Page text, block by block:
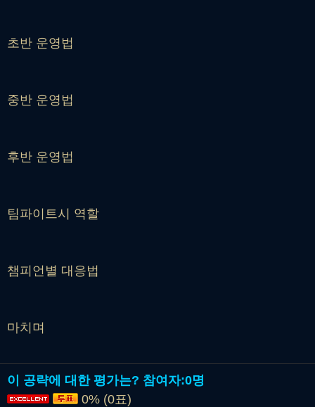
초반 운영법
중반 운영법
후반 운영법
팀파이트시 역할
챔피언별 대응법
마치며
이 공략에 대한 평가는? 참여자:0명
0% (0표)